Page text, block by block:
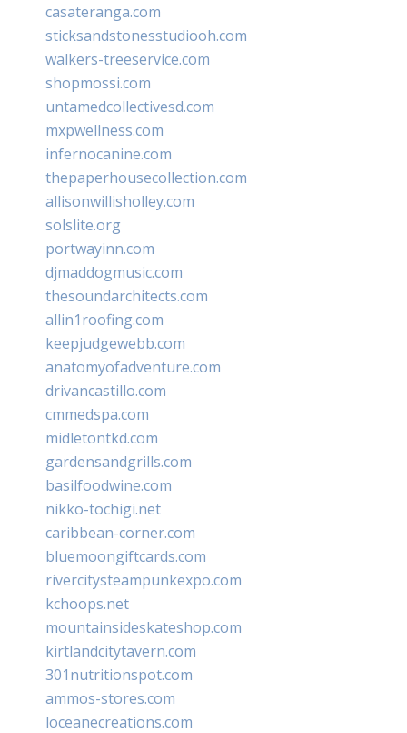
casateranga.com
sticksandstonesstudiooh.com
walkers-treeservice.com
shopmossi.com
untamedcollectivesd.com
mxpwellness.com
infernocanine.com
thepaperhousecollection.com
allisonwillisholley.com
solslite.org
portwayinn.com
djmaddogmusic.com
thesoundarchitects.com
allin1roofing.com
keepjudgewebb.com
anatomyofadventure.com
drivancastillo.com
cmmedspa.com
midletontkd.com
gardensandgrills.com
basilfoodwine.com
nikko-tochigi.net
caribbean-corner.com
bluemoongiftcards.com
rivercitysteampunkexpo.com
kchoops.net
mountainsideskateshop.com
kirtlandcitytavern.com
301nutritionspot.com
ammos-stores.com
loceanecreations.com